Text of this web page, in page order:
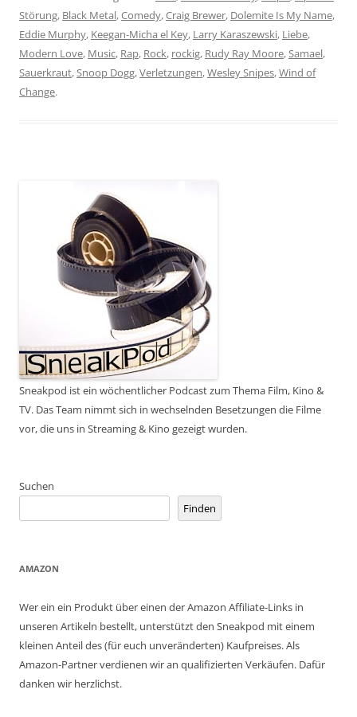
Störung, Black Metal,Comedy,Craig Brewer, Dolemite Is My Name,
Eddie Murphy, Keegan-Micha el Key, Larry Karaszewski, Liebe,
Modern Love, Music, Rap, Rock, rockig, Rudy Ray Moore,Samael,
Sauerkraut,Snoop Dogg,Verletzungen,Wesley Snipes,Wind of
Change.
Sneakpod ist ein wöchentlicher Podcast zum Thema Film, Kino &
TV. Das Team nimmt sich in wechselnden Besetzungen die Filme
vor, die uns in Streaming & Kino gezeigt wurden.
Suchen
Finden
AMAZON
Wer ein ein Produkt über einen der Amazon Affiliate-Links in
unseren Artikeln bestellt, unterstützt den Sneakpod mit einem
kleinen Anteil des (für euch unveränderten) Kaufpreises. Als
Amazon-Partner verdienen wir an qualifizierten Verkäufen. Dafür
danken wir herzlichst.